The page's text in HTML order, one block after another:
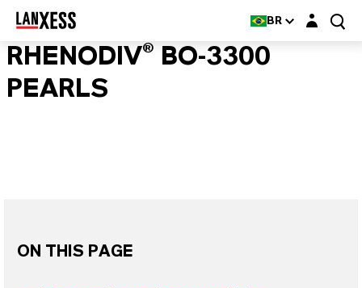
BR Login layer
RHENODIV® BO-3300
PEARLS
ON THIS PAGE